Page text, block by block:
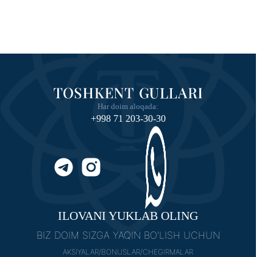
Har doim aloqada:
+998 71 203-30-30
ILOVANI YUKLAB OLING
BIZ DOIM SIZGA YAQIN BO'LISH UCHUN
AKSIYALAR/BONUSLAR/CHEGIRMALAR